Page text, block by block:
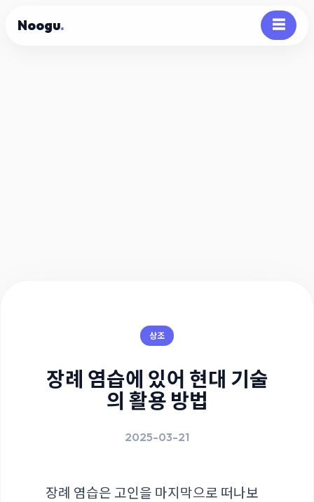
Noogu. ☰
상조
장례 염습에 있어 현대 기술
의 활용 방법
2025-03-21
장례 염습은 고인을 마지막으로 떠나보